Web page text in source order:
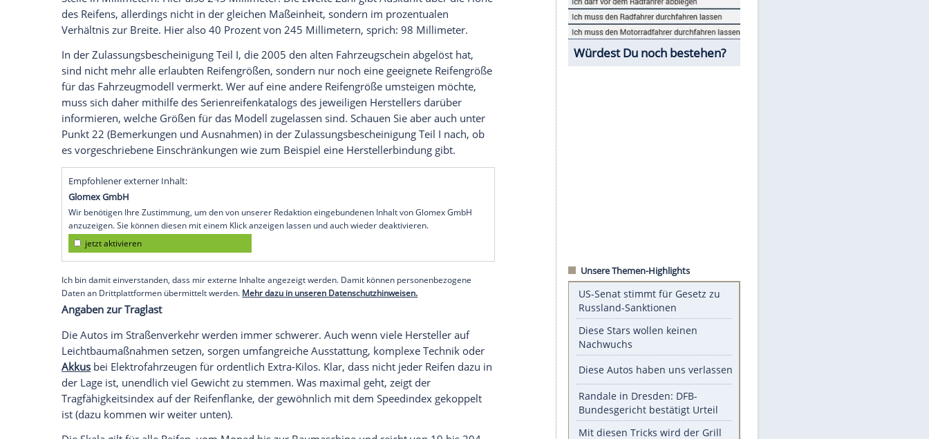
nicht nur die dringende Empfehlung, sondern ein Muss – schließlich gilt es, die Sicherheit
im Straßenverkehr zu gewährleisten und drohende Bußgelder zu vermeiden. Worauf Sie
achten müssen und warum das gerade bei den beliebten SUV oder modernen Elektroautos
wichtig ist, erfahren Sie in diesem Artikel.
Angaben zur Größe
Die Bezeichnung der Reifengröße setzt sich aus einer dreistelligen und einer zweistelligen
Ziffer zusammen. Nehmen wir als Beispiel die Werte aus dem Titelbild dieses Artikels
(245/40). Die erste Zahl beschreibt die Breite des unbelasteten Reifens an seiner breitesten
Stelle in Millimetern. Hier also 245 Millimeter. Die zweite Zahl gibt Auskunft über die Höhe
des Reifens, allerdings nicht in der gleichen Maßeinheit, sondern im prozentualen
Verhältnis zur Breite. Hier also 40 Prozent von 245 Millimetern, sprich: 98 Millimeter.
In der Zulassungsbescheinigung Teil I, die 2005 den alten Fahrzeugschein abgelöst hat,
sind nicht mehr alle erlaubten Reifengrößen, sondern nur noch eine geeignete Reifengröße
für das Fahrzeugmodell vermerkt. Wer auf eine andere Reifengröße umsteigen möchte,
muss sich daher mithilfe des Serienreifenkatalogs des jeweiligen Herstellers darüber
informieren, welche Größen für das Modell zugelassen sind. Schauen Sie aber auch unter
Punkt 22 (Bemerkungen und Ausnahmen) in der Zulassungsbescheinigung Teil I nach, ob
es vorgeschriebene Einschränkungen wie zum Beispiel eine Herstellerbindung gibt.
Empfohlener externer Inhalt: